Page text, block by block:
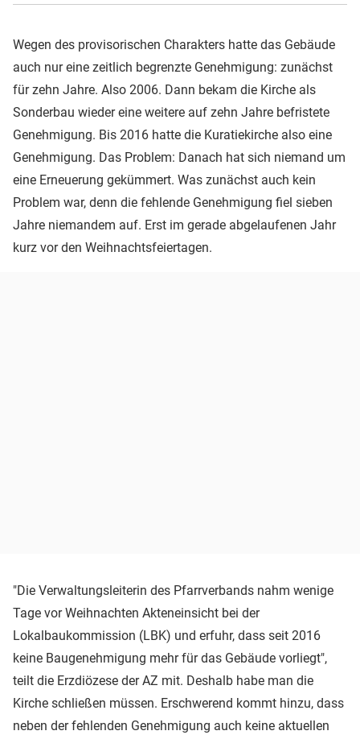
Wegen des provisorischen Charakters hatte das Gebäude
auch nur eine zeitlich begrenzte Genehmigung: zunächst
für zehn Jahre. Also 2006. Dann bekam die Kirche als
Sonderbau wieder eine weitere auf zehn Jahre befristete
Genehmigung. Bis 2016 hatte die Kuratiekirche also eine
Genehmigung. Das Problem: Danach hat sich niemand um
eine Erneuerung gekümmert. Was zunächst auch kein
Problem war, denn die fehlende Genehmigung fiel sieben
Jahre niemandem auf. Erst im gerade abgelaufenen Jahr
kurz vor den Weihnachtsfeiertagen.
"Die Verwaltungsleiterin des Pfarrverbands nahm wenige
Tage vor Weihnachten Akteneinsicht bei der
Lokalbaukommission (LBK) und erfuhr, dass seit 2016
keine Baugenehmigung mehr für das Gebäude vorliegt",
teilt die Erzdiözese der AZ mit. Deshalb habe man die
Kirche schließen müssen. Erschwerend kommt hinzu, dass
neben der fehlenden Genehmigung auch keine aktuellen